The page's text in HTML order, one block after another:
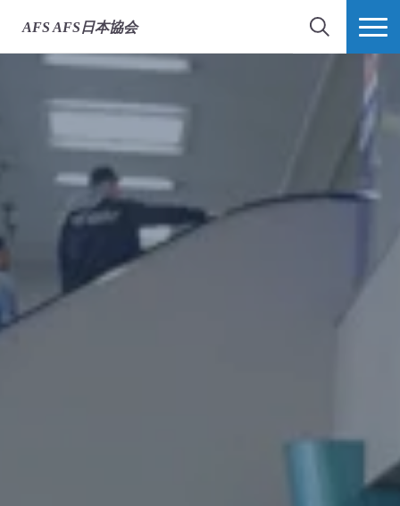
AFS AFS日本協会
検索 MORE